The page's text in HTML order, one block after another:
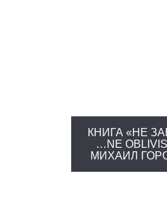
КНИГА «НЕ
…NE
МИХАИЛ